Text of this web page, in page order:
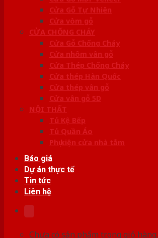
Cửa Gỗ Tự Nhiên
Cửa vòm gỗ
CỬA CHỐNG CHÁY
Cửa Gỗ Chống Cháy
Cửa nhôm vân gỗ
Cửa Thép Chống Cháy
Cửa thép Hàn Quốc
Cửa thép vân gỗ
Cửa vân gỗ 5D
NỘI THẤT
Tủ Kệ Bếp
Tủ Quần Áo
Phụ kiện cửa nhà tắm
Báo giá
Dự án thực tế
Tin tức
Liên hệ
Chưa có sản phẩm trong giỏ hàng.